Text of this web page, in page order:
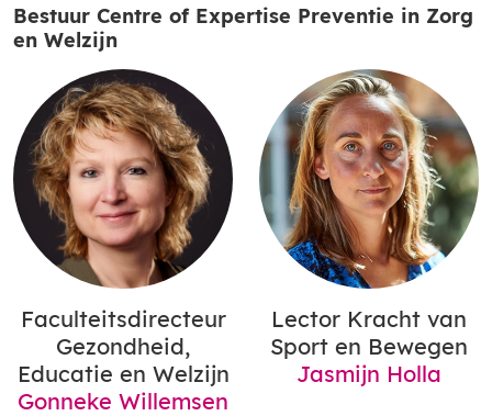
Bestuur Centre of Expertise Preventie in Zorg
en Welzijn
Faculteitsdirecteur
Gezondheid,
Educatie en Welzijn
Gonneke Willemsen
Lector Kracht van
Sport en Bewegen
Jasmijn Holla